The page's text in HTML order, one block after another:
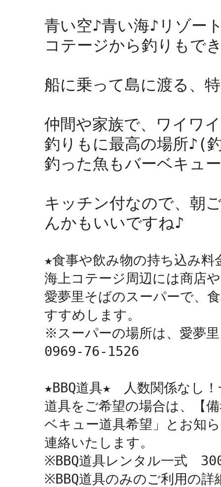
青い空♪青い海♪リゾー
コテージから釣りもで
船に乗って島に渡る、
仲間や家族で、ワイワ
釣りもに最高の場所♪(
釣った魚もバーベキュ
キッチン付なので、朝
んかもいいですね♪
★食事や飲み物の持ち込み料
海上コテージ周辺には商店
愛夢里そばのスーパーで、
すすめします。
※スーパーの場所は、愛夢
0969-76-1526
★BBQ道具★　人数関係なし
道具をご希望の場合は、【
ベキュー道具希望」とお知
連絡いたします。
※BBQ道具レンタル一式　
※BBQ道具のみのご利用の